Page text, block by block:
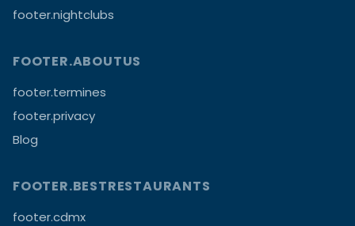
footer.nightclubs
FOOTER.ABOUTUS
footer.termines
footer.privacy
Blog
FOOTER.BESTRESTAURANTS
footer.cdmx